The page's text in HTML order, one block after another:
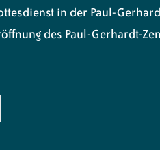
in der Paul-
des Paul-Gerhardt-